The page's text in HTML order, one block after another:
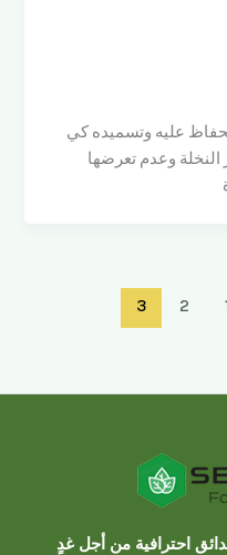
عليه وتسميده كي
وعدم تعرضها
2
3
احترافية من أجل غدٍ